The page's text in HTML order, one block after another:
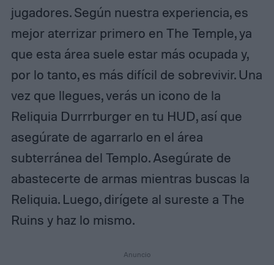
jugadores. Según nuestra experiencia, es
mejor aterrizar primero en The Temple, ya
que esta área suele estar más ocupada y,
por lo tanto, es más difícil de sobrevivir. Una
vez que llegues, verás un icono de la
Reliquia Durrrburger en tu HUD, así que
asegúrate de agarrarlo en el área
subterránea del Templo. Asegúrate de
abastecerte de armas mientras buscas la
Reliquia. Luego, dirígete al sureste a The
Ruins y haz lo mismo.